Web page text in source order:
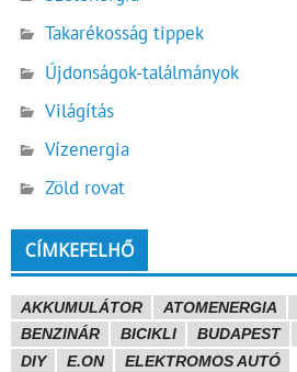
Takarékosság tippek
Újdonságok-találmányok
Világítás
Vízenergia
Zöld rovat
CÍMKEFELHŐ
AKKUMULÁTOR ATOMENERGIA
BENZINÁR
BICIKLI BUDAPEST
DIY
E.ON
ELEKTROMOS AUTÓ